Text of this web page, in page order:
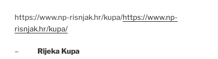
https://www.np-risnjak.hr/kupa/https://www.np-
risnjak.hr/kupa/
– Rijeka Kupa